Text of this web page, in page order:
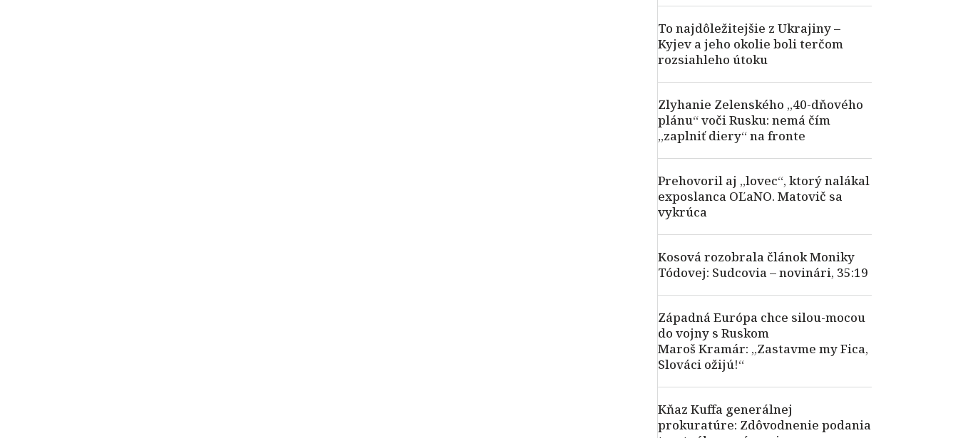
To najdôležitejšie z Ukrajiny –
Kyjev a jeho okolie boli terčom
rozsiahleho útoku
Zlyhanie Zelenského „40-dňového
plánu“ voči Rusku: nemá čím
„zaplniť diery“ na fronte
Prehovoril aj „lovec“, ktorý nalákal
exposlanca OĽaNO. Matovič sa
vykrúca
Kosová rozobrala článok Moniky
Tódovej: Sudcovia – novinári, 35:19
Západná Európa chce silou-mocou
do vojny s Ruskom
Maroš Kramár: „Zastavme my Fica,
Slováci ožijú!“
Kňaz Kuffa generálnej
prokuratúre: Zdôvodnenie podania